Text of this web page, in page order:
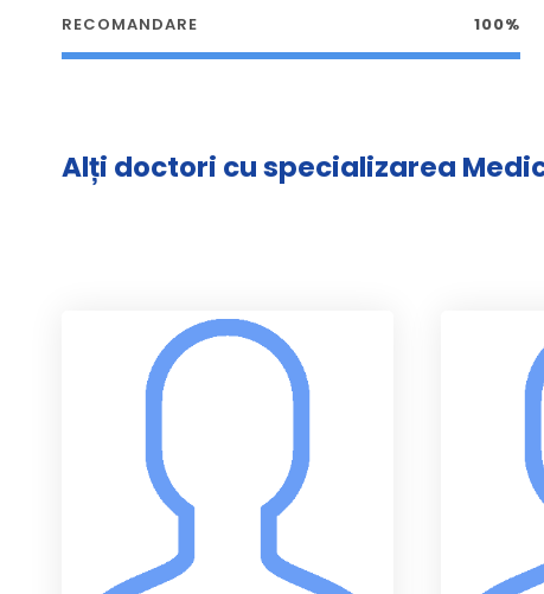
RECOMANDARE 100%
Alți doctori cu specializarea